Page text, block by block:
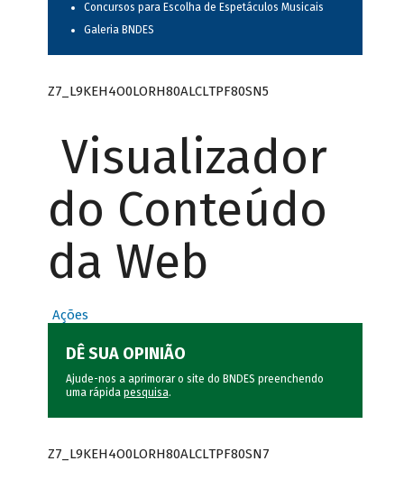
Concursos para Escolha de Espetáculos Musicais
Galeria BNDES
Z7_L9KEH4O0LORH80ALCLTPF80SN5
Visualizador
do Conteúdo
da Web
Ações
DÊ SUA OPINIÃO
Ajude-nos a aprimorar o site do BNDES preenchendo
uma rápida pesquisa.
Z7_L9KEH4O0LORH80ALCLTPF80SN7